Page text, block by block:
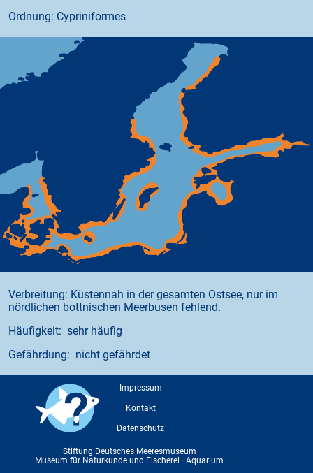
Ordnung: Cypriniformes
Verbreitung: Küstennah in der gesamten Ostsee, nur im
nördlichen bottnischen Meerbusen fehlend.
Häufigkeit: sehr häufig
Gefährdung: nicht gefährdet
Impressum
Kontakt
Datenschutz
Stiftung Deutsches Meeresmuseum
Museum für Naturkunde und Fischerei · Aquarium